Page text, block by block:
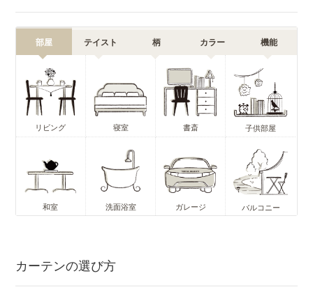
部屋 テイスト 柄 カラー 機能
リビング 寝室 書斎 子供部屋
和室 洗面浴室 ガレージ バルコニー
カーテンの選び方